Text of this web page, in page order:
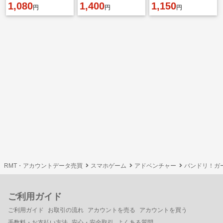
🍕星5キャラ20-30体🎮
👹4キャラ
1,080円 1,400円 1,150円
RMT・アカウントデータ売買 スマホゲーム アドベンチャー バンドリ！ガ
ご利用ガイド
ご利用ガイド お取引の流れ アカウントを売る
アカウントを買う